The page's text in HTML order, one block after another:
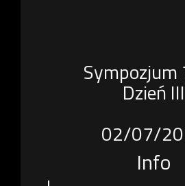
Sympozjum
Dzień III
02/07/
Info